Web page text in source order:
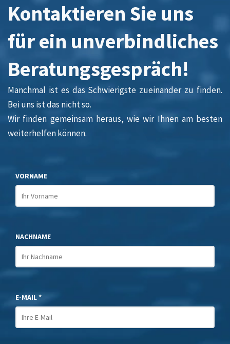
Kontaktieren Sie uns
für ein unverbindliches
Beratungsgespräch!
Manchmal ist es das Schwierigste zueinander zu finden.
Bei uns ist das nicht so.
Wir finden gemeinsam heraus, wie wir Ihnen am besten
weiterhelfen können.
VORNAME
NACHNAME
E-MAIL *